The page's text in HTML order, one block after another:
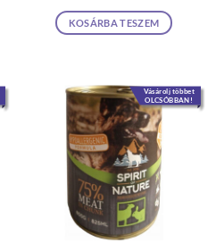
KOSÁRBA TESZEM
Vásárolj többet
OLCSÓBBAN!